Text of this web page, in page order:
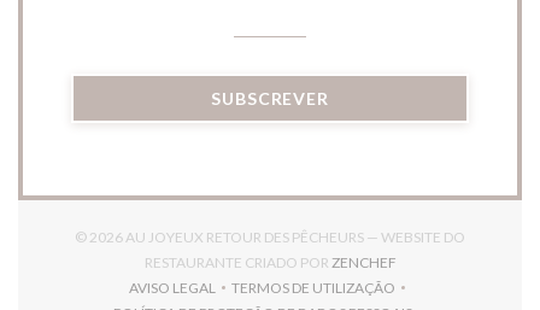
SUBSCREVER
© 2026 AU JOYEUX RETOUR DES PÊCHEURS — WEBSITE DO
RESTAURANTE CRIADO POR ZENCHEF((ABRE NUMA NOVA
AVISO LEGAL
((ABRE NUMA NOVA JANELA))
TERMOS DE UTILIZAÇÃO
((ABRE NUMA NOVA JANELA))